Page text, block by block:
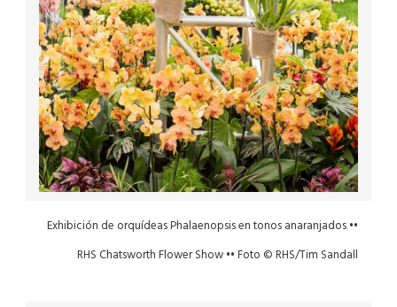
Exhibición de orquídeas Phalaenopsis en tonos anaranjados ••
RHS Chatsworth Flower Show •• Foto © RHS/Tim Sandall